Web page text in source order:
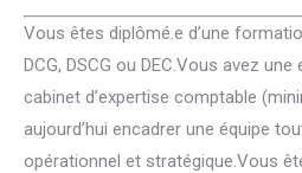
Vous êtes diplômé.e d’une
DCG, DSCG ou DEC.Vous avez
cabinet d’expertise comptable
aujourd’hui encadrer une équipe
opérationnel et stratégique.Vous